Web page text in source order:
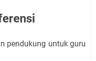
pendukung untuk guru